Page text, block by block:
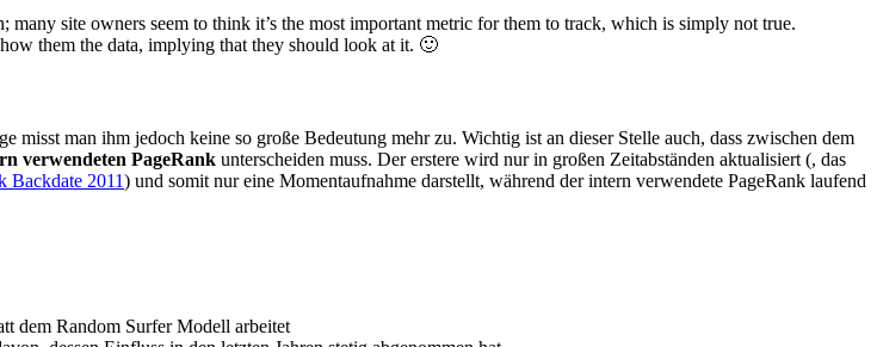
site owners seem to think it’s the most important metric for them to track, which is simply not true.
them the data, implying that they should look at it. 🙂
man ihm jedoch keine so große Bedeutung mehr zu. Wichtig ist an dieser Stelle auch, dass zwischen dem
verwendeten PageRank unterscheiden muss. Der erstere wird nur in großen Zeitabständen aktualisiert (, das
Backdate 2011) und somit nur eine Momentaufnahme darstellt, während der intern verwendete PageRank laufend
dem Random Surfer Modell arbeitet